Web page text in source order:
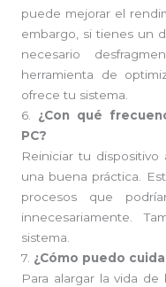
puede mejorar el
embargo, si tienes un
necesario
herramienta de
ofrece tu sistema.
6. ¿Con qué
PC?
Reiniciar tu
una buena práctica.
procesos que
innecesariamente.
sistema.
7. ¿Cómo puedo
Para alargar la vida